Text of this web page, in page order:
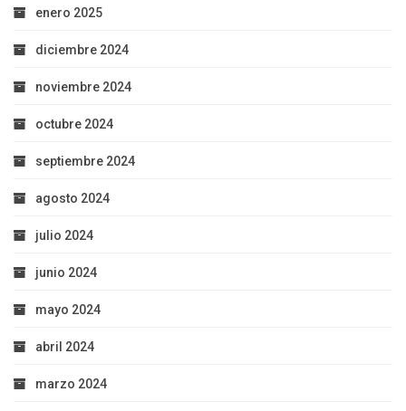
enero 2025
diciembre 2024
noviembre 2024
octubre 2024
septiembre 2024
agosto 2024
julio 2024
junio 2024
mayo 2024
abril 2024
marzo 2024